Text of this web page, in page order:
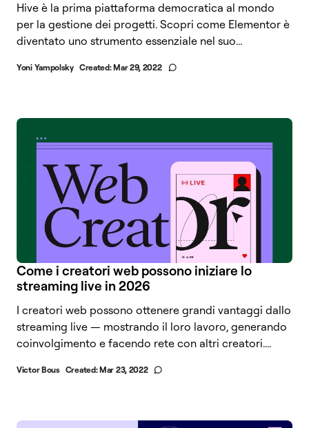
Hive è la prima piattaforma democratica al mondo
per la gestione dei progetti. Scopri come Elementor è
diventato uno strumento essenziale nel suo...
Yoni Yampolsky Created:Mar 29, 2022
Come i creatori web possono iniziare lo
streaming live in 2026
I creatori web possono ottenere grandi vantaggi dallo
streaming live — mostrando il loro lavoro, generando
coinvolgimento e facendo rete con altri creatori....
Victor Bous Created:Mar 23, 2022